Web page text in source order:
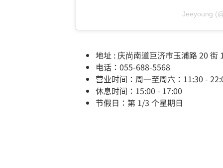
Jeeyoung
地址 : 庆尚南道巨济市玉浦路 20 街
电话：055-688-5568
营业时间：周一至周六：11:30 -
休息时间：15:00 - 17:00
节假日：第 1/3 个星期日